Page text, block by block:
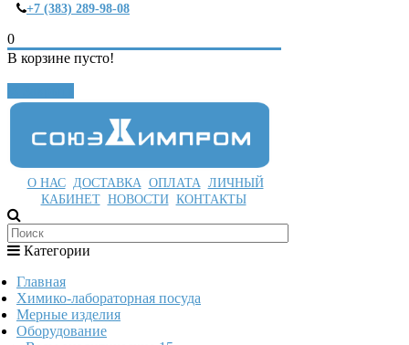
+7 (383) 289-98-08
0
В корзине пусто!
О НАС ДОСТАВКА ОПЛАТА ЛИЧНЫЙ
КАБИНЕТ НОВОСТИ КОНТАКТЫ
Категории
Главная
Химико-лабораторная посуда
Мерные изделия
Оборудование